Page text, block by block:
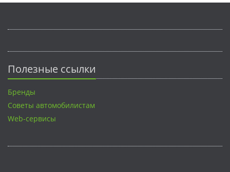
Полезные ссылки
Бренды
Советы автомобилистам
Web-сервисы